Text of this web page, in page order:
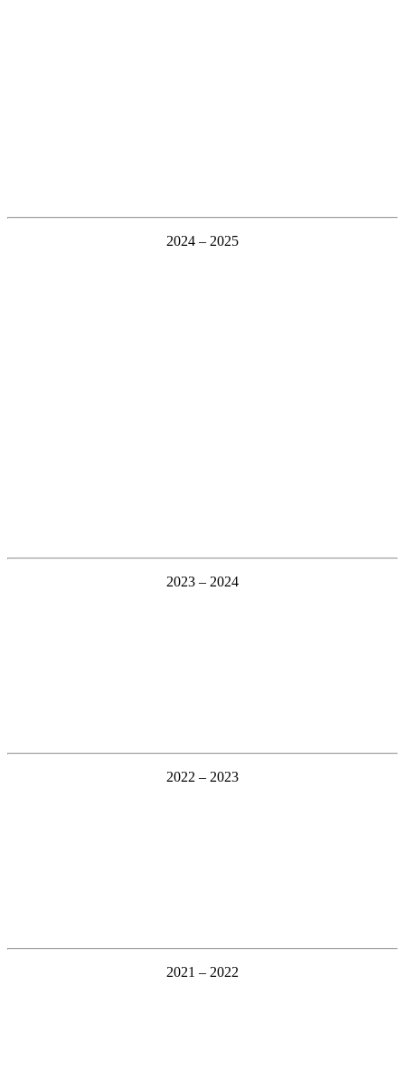
2024 – 2025
2023 – 2024
2022 – 2023
2021 – 2022